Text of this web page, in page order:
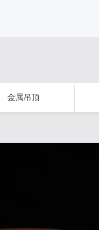
金属吊顶